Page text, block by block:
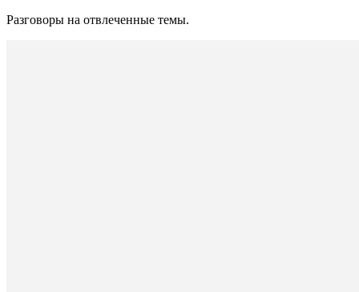
Разговоры на отвлеченные темы.